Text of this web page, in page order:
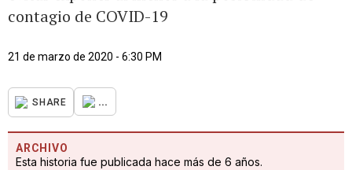
contagio de COVID-19
21 de marzo de 2020 - 6:30 PM
SHARE ...
ARCHIVO
Esta historia fue publicada hace más de 6 años.